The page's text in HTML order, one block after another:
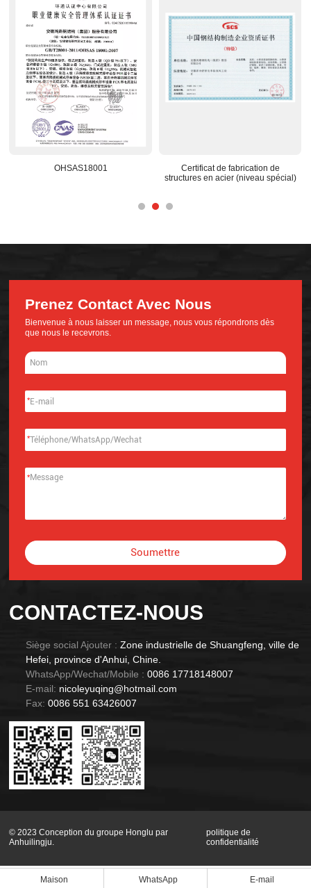
Certificat de fabrication de
Centre de R&D reconnu au niveau
national
CONTACTEZ-NOUS
Siège social Ajouter : Zone industrielle de Shuangfeng, ville de
Hefei, province d'Anhui, Chine.
WhatsApp/Wechat/Mobile : 0086 17718148007
E-mail: nicoleyuqing@hotmail.com
Fax: 0086 551 63426007
Prenez Contact Avec Nous
Bienvenue à nous laisser un message, nous vous répondrons dès
que nous le recevrons.
*
*
*
Soumettre
© 2023 Conception du groupe Honglu par
Anhuilingju.
politique de
confidentialité
Maison WhatsApp E-mail